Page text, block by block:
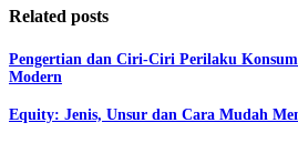
Related posts
Pengertian dan Ciri-Ciri Perilaku
Modern
Equity: Jenis, Unsur dan Cara Mudah